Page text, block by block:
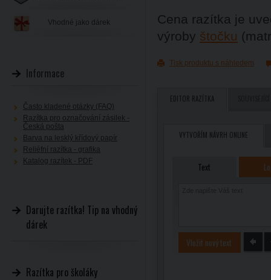
Cena razítka je
výroby štočku
Tisk produktu s náhledem
EDITOR RAZÍTKA
VYTVOŘÍM NÁVRH ONLINE
Text
Vložit nový text
Vhodné jako dárek
Informace
Často kladené otázky (FAQ)
Razítka pro označování zásilek -
Česká pošta
Barva na lesklý křídový papír
Reliéfní razítka - grafika
Katalog razítek - PDF
Darujte razítka! Tip na vhodný
dárek
Razítka pro školáky